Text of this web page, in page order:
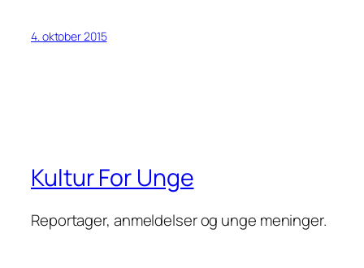
4. oktober 2015
Kultur For Unge
Reportager, anmeldelser og unge meninger.